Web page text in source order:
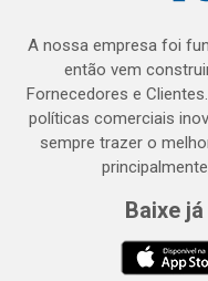
A nossa empresa foi
então vem
Fornecedores e
políticas comerciais
sempre trazer o
Baixe